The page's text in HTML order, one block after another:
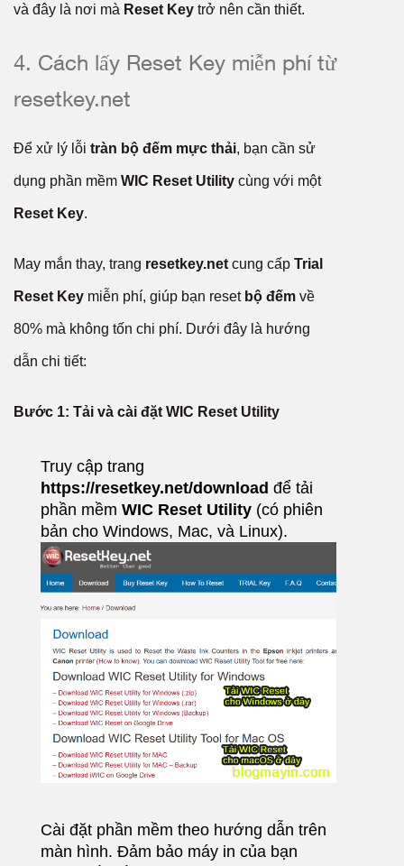
và đây là nơi mà Reset Key trở nên cần thiết.
4. Cách lấy Reset Key miễn phí từ
resetkey.net
Để xử lý lỗi tràn bộ đếm mực thải, bạn cần sử
dụng phần mềm WIC Reset Utility cùng với một
Reset Key.
May mắn thay, trang resetkey.net cung cấp Trial
Reset Key miễn phí, giúp bạn reset bộ đếm về
80% mà không tốn chi phí. Dưới đây là hướng
dẫn chi tiết:
Bước 1: Tải và cài đặt WIC Reset Utility
Truy cập trang
https://resetkey.net/download để tải
phần mềm WIC Reset Utility (có phiên
bản cho Windows, Mac, và Linux).
Cài đặt phần mềm theo hướng dẫn trên
màn hình. Đảm bảo máy in của bạn